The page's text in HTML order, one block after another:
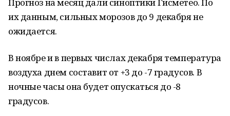
их данным, сильных морозов до 9 декабря не
ожидается.
В ноябре и в первых числах декабря температура
воздуха днем составит от +3 до -7 градусов. В
ночные часы она будет опускаться до -8
градусов.